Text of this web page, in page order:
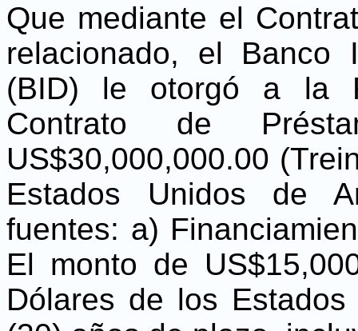
Que mediante el
relacionado, el Banco
(BID) le otorgó a la
Contrato de
US$30,000,000.00
Estados Unidos de
fuentes: a)
El monto de
Dólares de los